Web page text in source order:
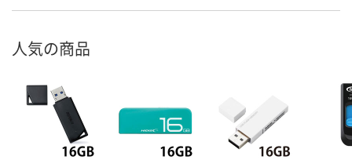
人気の商品